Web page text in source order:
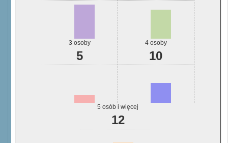
3 osoby
5
4 osoby
10
5 osób i więcej
12